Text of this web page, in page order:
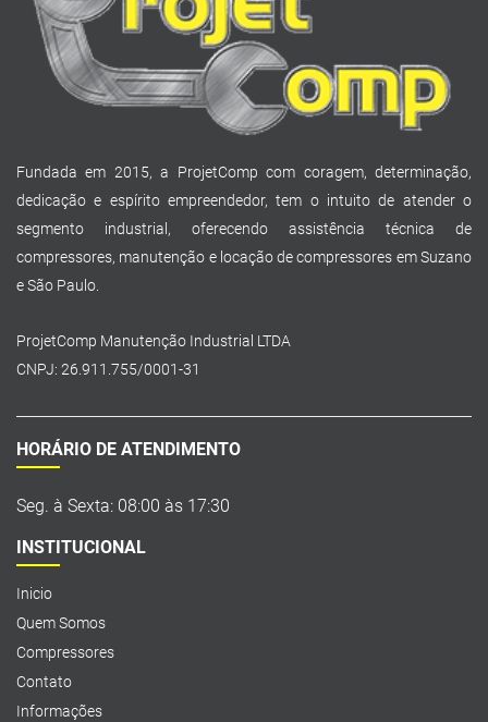
Fundada em 2015, a ProjetComp com coragem, determinação,
dedicação e espírito empreendedor, tem o intuito de atender o
segmento industrial, oferecendo assistência técnica de
compressores, manutenção e locação de compressores em Suzano
e São Paulo.
ProjetComp Manutenção Industrial LTDA
CNPJ: 26.911.755/0001-31
HORÁRIO DE ATENDIMENTO
Seg. à Sexta: 08:00 às 17:30
INSTITUCIONAL
Inicio
Quem Somos
Compressores
Contato
Informações